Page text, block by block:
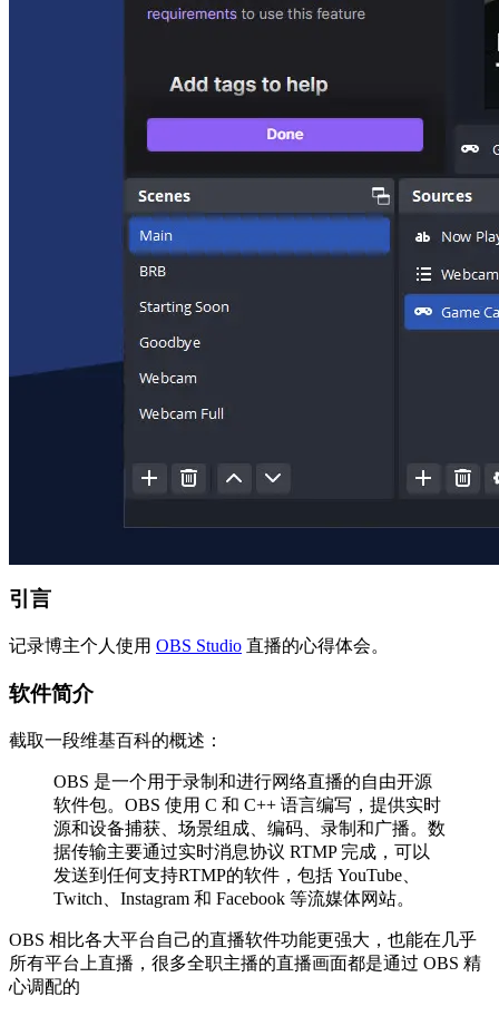
引言
记录博主个人使用 OBS Studio 直播的心得体会。
软件简介
截取一段维基百科的概述：
OBS 是一个用于录制和进行网络直播的自由开源
软件包。OBS 使用 C 和 C++ 语言编写，提供实时
源和设备捕获、场景组成、编码、录制和广播。数
据传输主要通过实时消息协议 RTMP 完成，可以
发送到任何支持RTMP的软件，包括 YouTube、
Twitch、Instagram 和 Facebook 等流媒体网站。
OBS 相比各大平台自己的直播软件功能更强大，也能在几乎
所有平台上直播，很多全职主播的直播画面都是通过 OBS 精
心调配的